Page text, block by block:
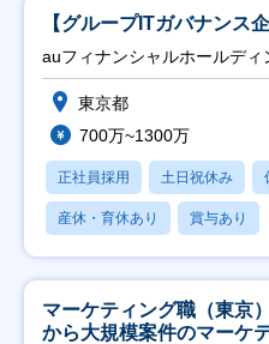
【グループITガバナンス企
auフィナンシャルホールディ
東京都
700万~1300万
正社員採用 土日祝休み
産休・育休あり 賞与あり
マーケティング職（東京
から大規模案件のマーケ